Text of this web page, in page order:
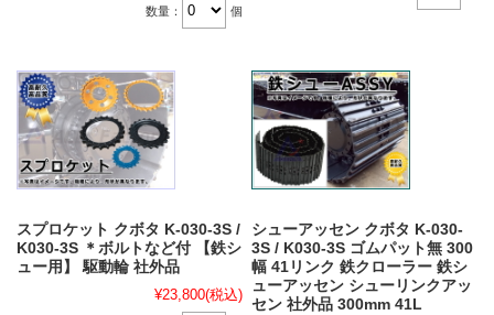
数量： 個
スプロケット クボタ K-030-3S /
K030-3S ＊ボルトなど付 【鉄シ
ュー用】 駆動輪 社外品
¥23,800(税込)
シューアッセン クボタ K-030-
3S / K030-3S ゴムパット無 300
幅 41リンク 鉄クローラー 鉄シ
ューアッセン シューリンクアッ
セン 社外品 300mm 41L